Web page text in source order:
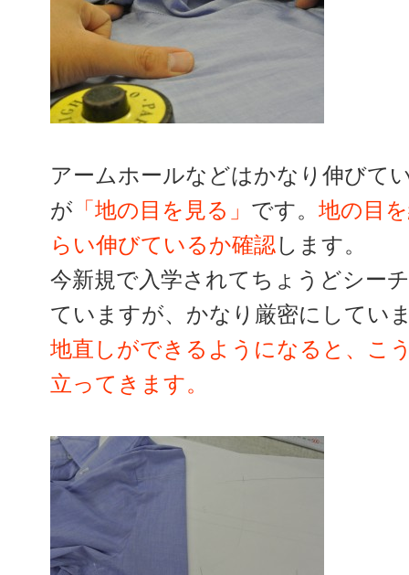
アームホールなどはかなり伸びて
が 「地の目を見る」 です。 地の目
らい伸びているか確認します。
今新規で入学されてちょうどシー
ていますが、かなり厳密にしてい
地直しができるようになると、こ
立ってきます。